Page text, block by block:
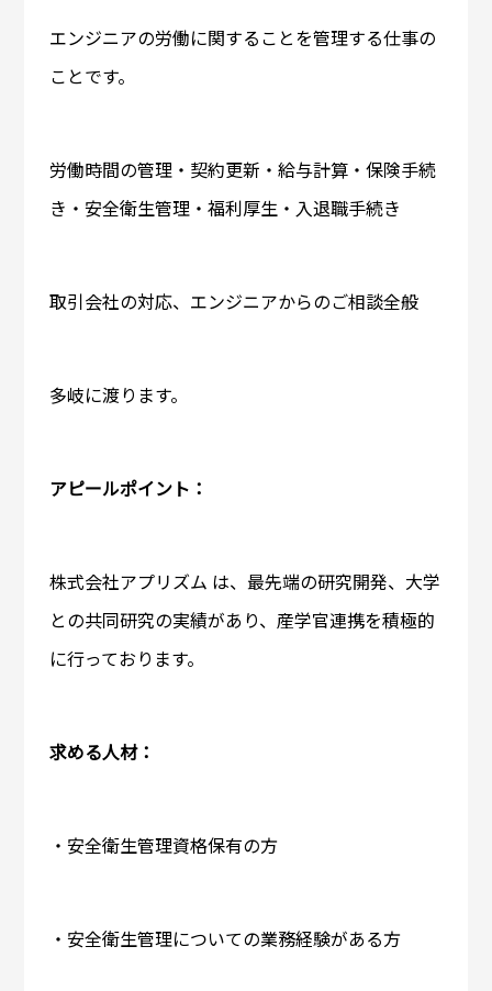
エンジニアの労働に関することを管理する仕事の
ことです。
労働時間の管理・契約更新・給与計算・保険手続
き・安全衛生管理・福利厚生・入退職手続き
取引会社の対応、エンジニアからのご相談全般
多岐に渡ります。
アピールポイント：
株式会社アプリズム は、最先端の研究開発、大学
との共同研究の実績があり、産学官連携を積極的
に行っております。
求める人材：
・安全衛生管理資格保有の方
・安全衛生管理についての業務経験がある方